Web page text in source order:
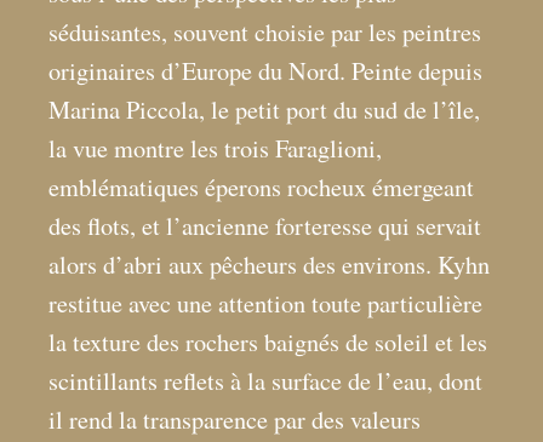
séduisantes, souvent choisie par les peintres
originaires d’Europe du Nord. Peinte depuis
Marina Piccola, le petit port du sud de l’île,
la vue montre les trois Faraglioni,
emblématiques éperons rocheux émergeant
des flots, et l’ancienne forteresse qui servait
alors d’abri aux pêcheurs des environs. Kyhn
restitue avec une attention toute particulière
la texture des rochers baignés de soleil et les
scintillants reflets à la surface de l’eau, dont
il rend la transparence par des valeurs